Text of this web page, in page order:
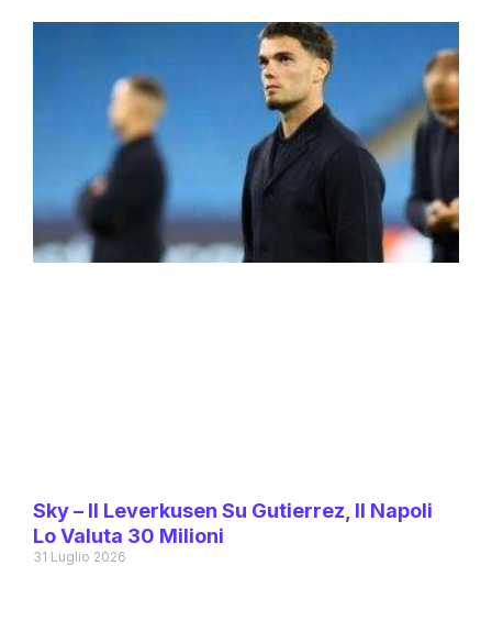
Sky – Il Leverkusen Su Gutierrez, Il Napoli
Lo Valuta 30 Milioni
31 Luglio 2026